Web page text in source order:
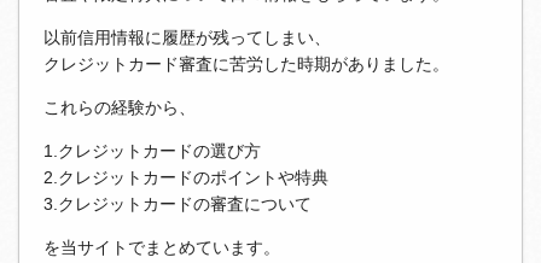
以前信用情報に履歴が残ってしまい、
クレジットカード審査に苦労した時期がありました。
これらの経験から、
1.クレジットカードの選び方
2.クレジットカードのポイントや特典
3.クレジットカードの審査について
を当サイトでまとめています。